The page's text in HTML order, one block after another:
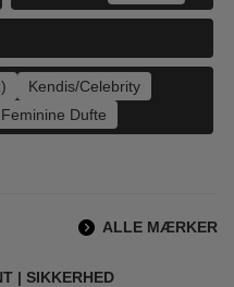
Kendis/Celebrity
Feminine Dufte
ALLE MÆRKER
| SIKKERHED